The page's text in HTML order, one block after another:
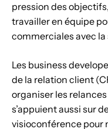
pression des
travailler en équipe
commerciales avec
Les business
de la relation client
organiser les
s’appuient aussi sur
visioconférence pour